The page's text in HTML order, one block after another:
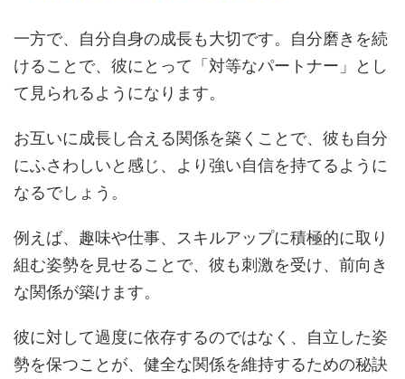
一方で、自分自身の成長も大切です。自分磨きを続
けることで、彼にとって「対等なパートナー」とし
て見られるようになります。
お互いに成長し合える関係を築くことで、彼も自分
にふさわしいと感じ、より強い自信を持てるように
なるでしょう。
例えば、趣味や仕事、スキルアップに積極的に取り
組む姿勢を見せることで、彼も刺激を受け、前向き
な関係が築けます。
彼に対して過度に依存するのではなく、自立した姿
勢を保つことが、健全な関係を維持するための秘訣